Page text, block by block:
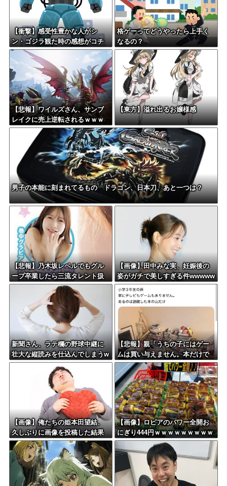
【衝撃】感受性豊かな人がシ
ン・ゴジラ観た時の感想がコチ
ラ・・・・・
格ゲーってどうやったら上手く
なるの？
【悲報】ワイルズさん、サンブ
レイクに売上逆転されるｗｗｗ
ｗｗ
【東方】溢れ出るお嬢様感
男子の本能に刻まれてるもの ドラゴン、日本刀、あと一つは？
【悲報】乃木坂レベルでもグル
ープ卒業したら三流タレント扱
いになる模様・・・
【画像】田中みな実、妊娠後の
姿がガチで美しすぎる件wwwww
w
新聞さん、ラテ欄の野球中継に
壮大な縦読みを仕込んでしまうw
wwwwww
【悲報】親「うちの子にはゲー
ムは買い与えません。本だけで
十分」→結果ｗｗｗ
【画像】俺たちの姫本田望結、
久しぶりに画像を投稿した結果
→やっぱりワイらの姫だったw w
w w w w w w w w
【画像】ロピアのパワー全開お
にぎり444円ｗｗｗｗｗｗｗｗｗ
ｗｗｗ